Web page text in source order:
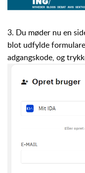
3. Du møder nu en
blot udfylde
adgangskode, og